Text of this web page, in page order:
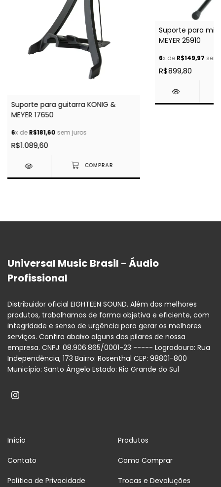
Suporte para guitarra KONIG &
MEYER 17650
6x deR$181,60 sem juros
R$1.089,60
Suporte para
MEYER 25910
6x de R$149,97 sem
R$899,80
Universal Music Brasil - Áudio
Profissional
Distribuidor oficial EIGHTEEN SOUND. Além dos melhores
produtos, trabalhamos de forma objetiva e eficiente, com
integridade e senso de urgência para gerar os melhores
serviços. Confira abaixo alguns dos pilares de nossa
empresa. CNPJ: 08.906.865/0001-23 ----- Logradouro: Rua
Independência, 173 Bairro: Rosenthal CEP: 98801-800
Município: Santo Ângelo Estado: Rio Grande do Sul
Início Produtos
Contato Como Comprar
Política de Privacidade Trocas e Devoluções